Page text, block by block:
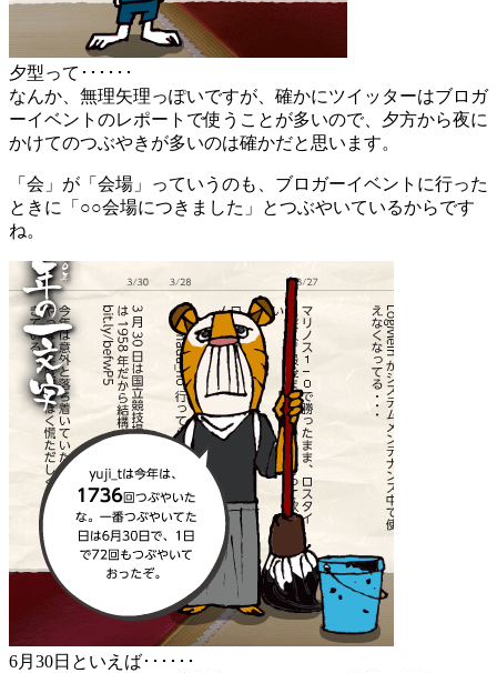
夕型って･･････
なんか、無理矢理っぽいですが、確かにツイッターはブロガ
ーイベントのレポートで使うことが多いので、夕方から夜に
かけてのつぶやきが多いのは確かだと思います。
「会」が「会場」っていうのも、ブロガーイベントに行った
ときに「○○会場につきました」とつぶやいているからです
ね。
6月30日といえば･･････